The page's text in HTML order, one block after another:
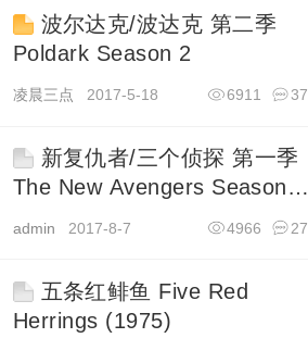
波尔达克/波达克 第二季
Poldark Season 2
凌晨三点 2017-5-18 37
6911
新复仇者/三个侦探 第一季
The New Avengers Season 1
admin 2017-8-7 27
4966
五条红鲱鱼 Five Red
Herrings (1975)